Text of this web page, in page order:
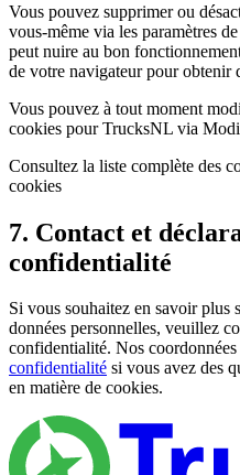
Vous pouvez supprimer ou
vous-même via les paramètres
peut nuire au bon
de votre navigateur pour obtenir
Vous pouvez à tout moment
cookies pour TrucksNL via
Consultez la liste complète des
cookies
7. Contact et
confidentialité
Si vous souhaitez en savoir plus
données personnelles, veuillez
confidentialité. Nos
confidentialité si vous avez des
en matière de cookies.